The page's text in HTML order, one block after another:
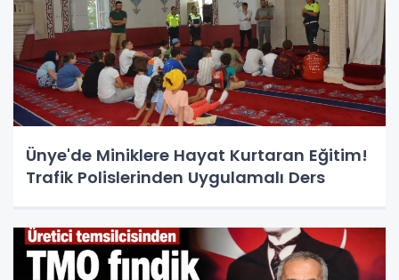
Ünye'de Miniklere Hayat Kurtaran Eğitim!
Trafik Polislerinden Uygulamalı Ders